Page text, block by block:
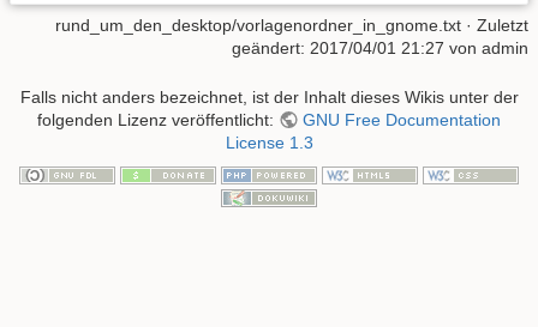
rund_um_den_desktop/vorlagenordner_in_gnome.txt · Zuletzt
geändert: 2017/04/01 21:27 von admin
Falls nicht anders bezeichnet, ist der Inhalt dieses Wikis unter der
folgenden Lizenz veröffentlicht:
GNU Free Documentation
License 1.3